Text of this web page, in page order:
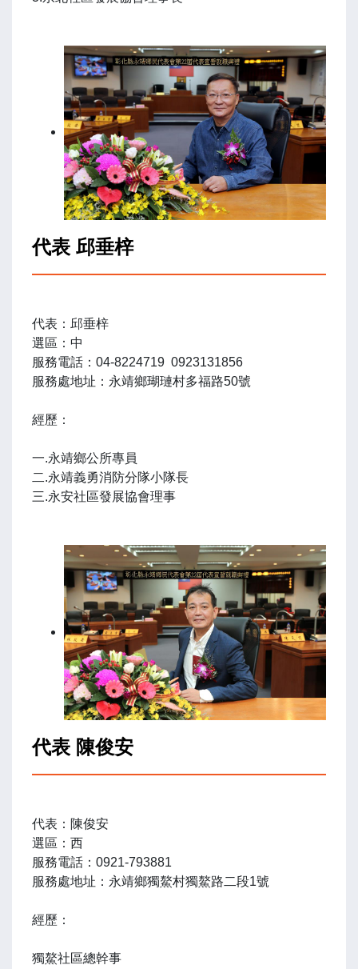
代表 邱垂梓
代表：邱垂梓
選區：中
服務電話：04-8224719 0923131856
服務處地址：永靖鄉瑚璉村多福路50號
經歷：
一.永靖鄉公所專員
二.永靖義勇消防分隊小隊長
三.永安社區發展協會理事
代表 陳俊安
代表：陳俊安
選區：西
服務電話：0921-793881
服務處地址：永靖鄉獨鰲村獨鰲路二段1號
經歷：
獨鰲社區總幹事